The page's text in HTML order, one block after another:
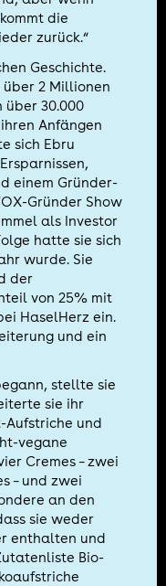
die
zurück.“
Geschichte.
2 Millionen
über 30.000
Anfängen
sich Ebru
einem Gründer-
Gründer Show
als Investor
hatte sie sich
wurde. Sie
der
von 25% mit
HaselHerz ein.
und ein
stellte sie
sie ihr
Aufstriche und
vegane
Cremes – zwei
– und zwei
an den
sie weder
enthalten und
Bio-